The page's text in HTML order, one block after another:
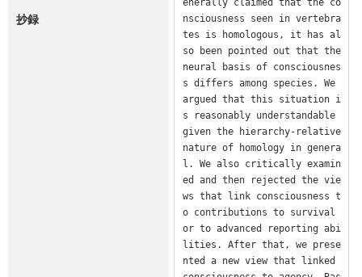
抄録
nsciousness seen in vertebra
tes is homologous, it has al
so been pointed out that the
neural basis of consciousnes
s differs among species. We
argued that this situation i
s reasonably understandable
given the hierarchy-relative
nature of homology in genera
l. We also critically examin
ed and then rejected the vie
ws that link consciousness t
o contributions to survival
or to advanced reporting abi
lities. After that, we prese
nted a new view that linked